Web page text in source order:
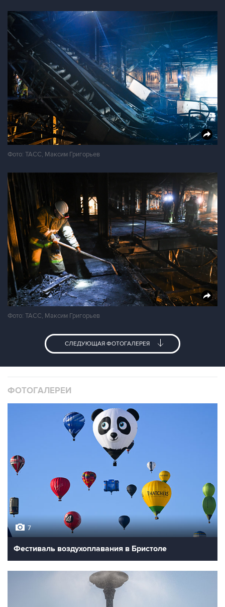
Фото: ТАСС, Максим Григорьев
Фото: ТАСС, Максим Григорьев
СЛЕДУЮЩАЯ ФОТОГАЛЕРЕЯ
ФОТОГАЛЕРЕИ
7
Фестиваль воздухоплавания в Бристоле